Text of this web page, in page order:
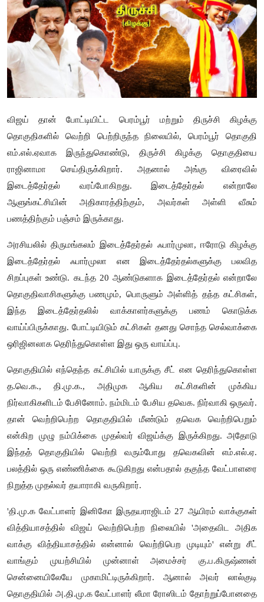
National
World
Astrology
Spirituality
Weather
Politics
விஜய் தான் போட்டியிட்ட பெரம்பூர் மற்றும் திருச்சி கிழக்கு
தொகுதிகளில் வெற்றி பெற்றிருந்த நிலையில், பெரம்பூர் தொகுதி
எம்.எல்.ஏவாக இருந்துகொண்டு, திருச்சி கிழக்கு தொகுதியை
ராஜினாமா செய்திருக்கிறார். அதனால் அங்கு விரைவில்
இடைத்தேர்தல் வரப்போகிறது. இடைத்தேர்தல் என்றாலே
ஆளுங்கட்சியின் அதிகாரத்திற்கும், அவர்கள் அள்ளி வீசும்
பணத்திற்கும் பஞ்சம் இருக்காது.
அரசியலில் திருமங்கலம் இடைத்தேர்தல் ஃபார்முலா, ஈரோடு கிழக்கு
இடைத்தேர்தல் ஃபார்முலா என இடைத்தேர்தல்களுக்கு பலவித
சிறப்புகள் உண்டு. கடந்த 20 ஆண்டுகளாக இடைத்தேர்தல் என்றாலே
தொகுதிவாசிகளுக்கு பணமும், பொருளும் அள்ளித் தந்த கட்சிகள்,
இந்த இடைத்தேர்தலில் வாக்காளர்களுக்கு பணம் கொடுக்க
வாய்ப்பிருக்காது. போட்டியிடும் கட்சிகள் தனது சொந்த செல்வாக்கை
ஒரிஜினலாக தெரிந்துகொள்ள இது ஒரு வாய்ப்பு.
தொகுதியில் எந்தெந்த கட்சியில் யாருக்கு சீட் என தெரிந்துகொள்ள
த.வெ.க., தி.மு.க., அதிமுக ஆகிய கட்சிகளின் முக்கிய
நிர்வாகிகளிடம் பேசினோம். நம்மிடம் பேசிய தவெக. நிர்வாகி ஒருவர்.
தான் வெற்றிபெற்ற தொகுதியில் மீண்டும் தவெக வெற்றிபெறும்
என்கிற முழு நம்பிக்கை முதல்வர் விஜய்க்கு இருக்கிறது. அதோடு
இந்தத் தொகுதியில் வெற்றி வரும்போது தவெகவின் எம்.எல்.ஏ.
பலத்தில் ஒரு எண்ணிக்கை கூடுகிறது என்பதால் தகுந்த வேட்பாளரை
நிறுத்த முதல்வர் தயாராகி வருகிறார்.
'தி.மு.க வேட்பாளர் இனிகோ இருதயராஜிடம் 27 ஆயிரம் வாக்குகள்
வித்தியாசத்தில் விஜய் வெற்றிபெற்ற நிலையில் 'அதைவிட அதிக
வாக்கு வித்தியாசத்தில் என்னால் வெற்றிபெற முடியும்' என்று சீட்
வாங்கும் முயற்சியில் முன்னாள் அமைச்சர் கு.ப.கிருஷ்ணன்
சென்னையிலேயே முகாமிட்டிருக்கிறார். ஆனால் அவர் லால்குடி
தொகுதியில் அ.தி.மு.க வேட்பாளர் லீமா ரோஸிடம் தோற்றுப்போனதை